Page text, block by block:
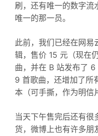
刷，还有唯一的数字
唯一的那一员。
此前，我们已经在网易
辑，售价 15 元（现在
曲，并在 B 站发布了
9 首歌曲，还增加了所
本（可手撕，作为明信
当天下午售完后还有
货，微博上也有许多朋